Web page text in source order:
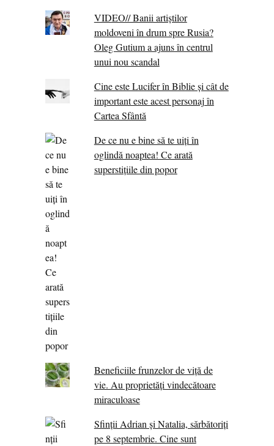
VIDEO// Banii artiștilor
moldoveni în drum spre Rusia?
Oleg Gutium a ajuns în centrul
unui nou scandal
Cine este Lucifer în Biblie și cât de
important este acest personaj în
Cartea Sfântă
De ce nu e bine să te uiți în
oglindă noaptea! Ce arată
superstițiile din popor
Beneficiile frunzelor de viță de
vie. Au proprietăţi vindecătoare
miraculoase
Sfinții Adrian și Natalia, sărbătoriți
pe 8 septembrie. Cine sunt